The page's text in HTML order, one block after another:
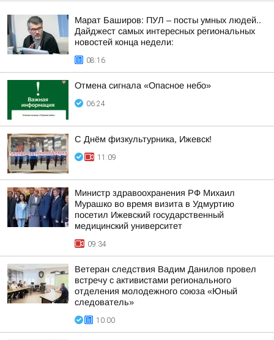
Марат Баширов: ПУЛ – посты умных людей..
Дайджест самых интересных региональных
новостей конца недели:
08:16
Отмена сигнала «Опасное небо»
06:24
С Днём физкультурника, Ижевск!
11:09
Министр здравоохранения РФ Михаил
Мурашко во время визита в Удмуртию
посетил Ижевский государственный
медицинский университет
09:34
Ветеран следствия Вадим Данилов провел
встречу с активистами регионального
отделения молодежного союза «Юный
следователь»
10:00